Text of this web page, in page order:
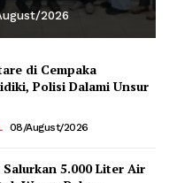
2026
di Cempaka
Polisi Dalami Unsur
08/August/2026
Salurkan 5.000 Liter Air